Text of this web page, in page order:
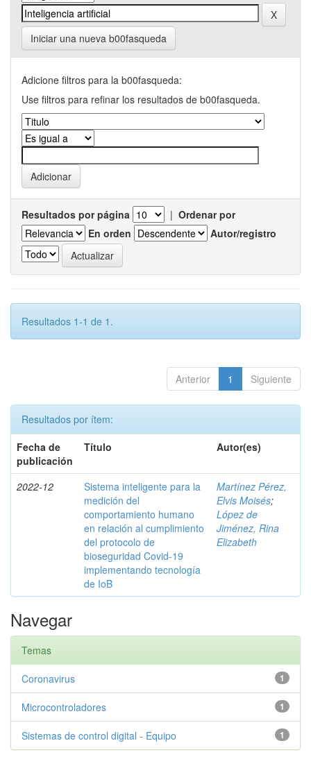
Iniciar una nueva b00fasqueda
Adicione filtros para la b00fasqueda:
Use filtros para refinar los resultados de b00fasqueda.
Resultados por página | Ordenar por
En orden
Autor/registro
Resultados 1-1 de 1.
Anterior 1 Siguiente
Resultados por ítem:
Fecha de
publicación
Título Autor(es)
2022-12
Sistema inteligente para la
medición del
comportamiento humano
en relación al cumplimiento
del protocolo de
bioseguridad Covid-19
implementando tecnología
de IoB
Martínez Pérez,
Elvis Moisés;
López de
Jiménez, Rina
Elizabeth
Navegar
Temas
1
Coronavirus
1
Microcontroladores
1
Sistemas de control digital - Equipo